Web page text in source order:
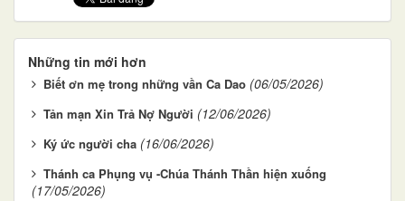
Những tin mới hơn
Biết ơn mẹ trong những vần Ca Dao (06/05/2026)
Tản mạn Xin Trả Nợ Người (12/06/2026)
Ký ức người cha (16/06/2026)
Thánh ca Phụng vụ -Chúa Thánh Thần hiện xuống
(17/05/2026)